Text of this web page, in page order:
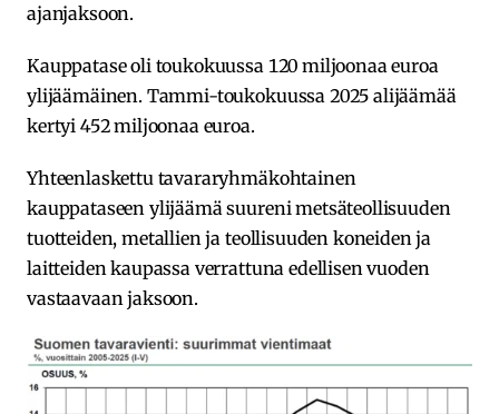
ajanjaksoon.
Kauppatase oli toukokuussa 120 miljoonaa euroa
ylijäämäinen. Tammi-toukokuussa 2025 alijäämää
kertyi 452 miljoonaa euroa.
Yhteenlaskettu tavararyhmäkohtainen
kauppataseen ylijäämä suureni metsäteollisuuden
tuotteiden, metallien ja teollisuuden koneiden ja
laitteiden kaupassa verrattuna edellisen vuoden
vastaavaan jaksoon.